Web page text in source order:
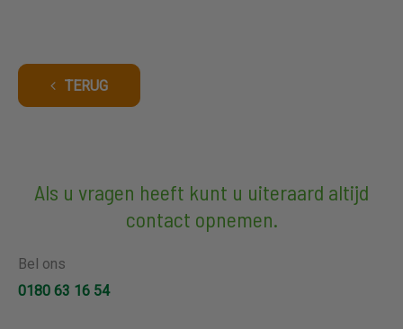
TERUG
Als u vragen heeft kunt u uiteraard altijd
contact opnemen.
Bel ons
0180 63 16 54